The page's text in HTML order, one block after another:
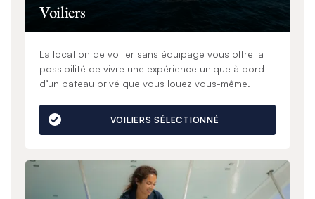
Voiliers
La location de voilier sans équipage vous offre la
possibilité de vivre une expérience unique à bord
d’un bateau privé que vous louez vous-même.
VOILIERS SÉLECTIONNÉ